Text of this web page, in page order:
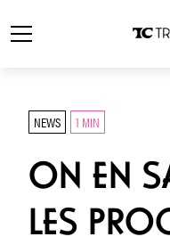
NEWS 1 MIN
ON EN
LES